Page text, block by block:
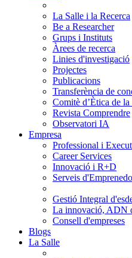
La Salle i la Recerca
Be a Researcher
Grups i Instituts
Àrees de recerca
Linies d'investigació
Projectes
Publicacions
Transferència de
Comitè d’Ètica de
Revista Comprendre
Observatori IA
Empresa
Professional i
Career Services
Innovació i R+D
Serveis
Gestió Integral
La innovació, ADN
Consell d'empreses
Blogs
La Salle